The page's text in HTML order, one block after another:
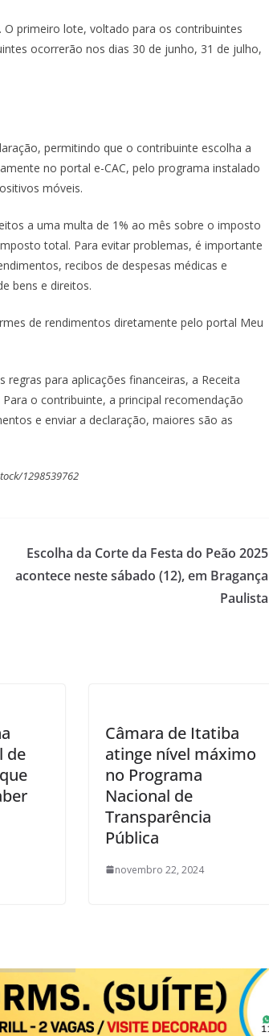
primeiro lote, voltado para os contribuintes
ocorrerão nos dias 30 de junho, 31 de julho,
permitindo que o contribuinte escolha a
no portal e-CAC, pelo programa instalado
móveis.
a uma multa de 1% ao mês sobre o imposto
total. Para evitar problemas, é importante
recibos de despesas médicas e
bens e direitos.
de rendimentos diretamente pelo portal Meu
para aplicações financeiras, a Receita
o contribuinte, a principal recomendação
e enviar a declaração, maiores são as
1298539762
Escolha da Corte da Festa do Peão 2025
acontece neste sábado (12), em Bragança
Paulista
de
Câmara de Itatiba
atinge nível máximo
no Programa
Nacional de
Transparência
Pública
novembro 22, 2024